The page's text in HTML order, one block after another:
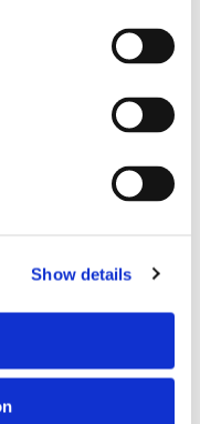
Show details